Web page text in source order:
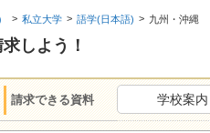
私立大学 語学(日本語) 九州・沖縄
しよう！
請求できる資料 学校案内